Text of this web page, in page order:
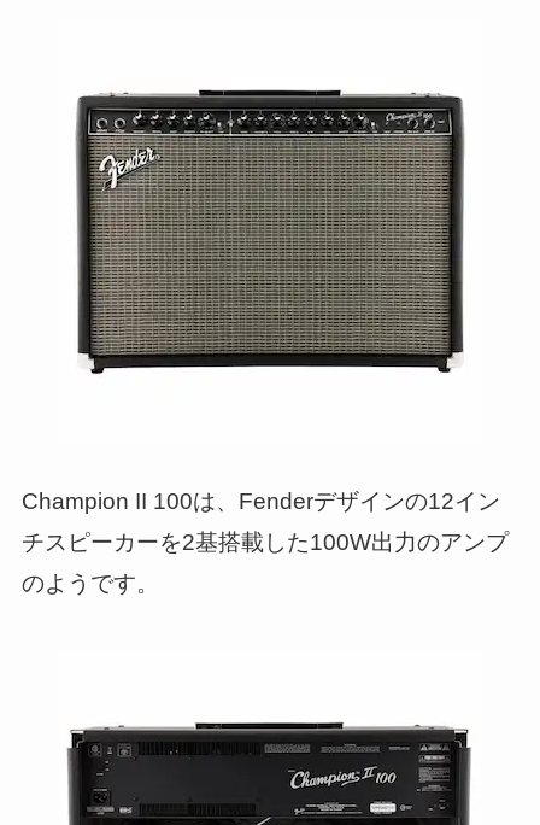
Champion II 100は、Fenderデザインの12イン
チスピーカーを2基搭載した100W出力のアンプ
のようです。